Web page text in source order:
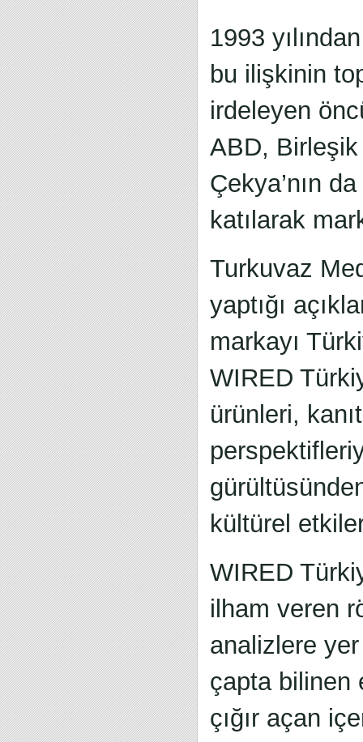
1993
bu ilişkinin
irdeleyen
ABD,
Çekya’nın
katılarak
Turkuvaz
yaptığı
markayı
WIRED
ürünleri,
kültürel
WIRED
ilham veren
analizlere
çapta bilinen
çığır açan